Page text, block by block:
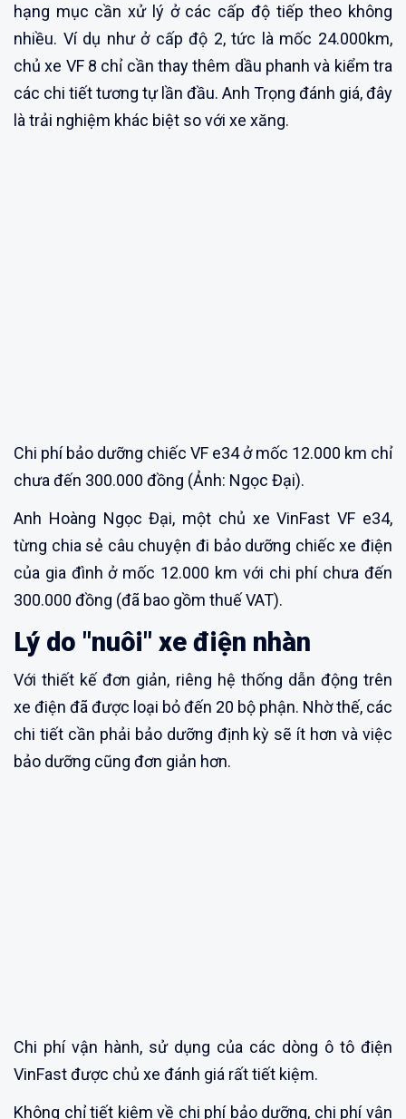
hạng mục cần xử lý ở các cấp độ tiếp theo không
nhiều. Ví dụ như ở cấp độ 2, tức là mốc 24.000km,
chủ xe VF 8 chỉ cần thay thêm dầu phanh và kiểm tra
các chi tiết tương tự lần đầu. Anh Trọng đánh giá, đây
là trải nghiệm khác biệt so với xe xăng.
Chi phí bảo dưỡng chiếc VF e34 ở mốc 12.000 km chỉ
chưa đến 300.000 đồng (Ảnh: Ngọc Đại).
Anh Hoàng Ngọc Đại, một chủ xe VinFast VF e34,
từng chia sẻ câu chuyện đi bảo dưỡng chiếc xe điện
của gia đình ở mốc 12.000 km với chi phí chưa đến
300.000 đồng (đã bao gồm thuế VAT).
Lý do "nuôi" xe điện nhàn
Với thiết kế đơn giản, riêng hệ thống dẫn động trên
xe điện đã được loại bỏ đến 20 bộ phận. Nhờ thế, các
chi tiết cần phải bảo dưỡng định kỳ sẽ ít hơn và việc
bảo dưỡng cũng đơn giản hơn.
Chi phí vận hành, sử dụng của các dòng ô tô điện
VinFast được chủ xe đánh giá rất tiết kiệm.
Không chỉ tiết kiệm về chi phí bảo dưỡng, chi phí vận